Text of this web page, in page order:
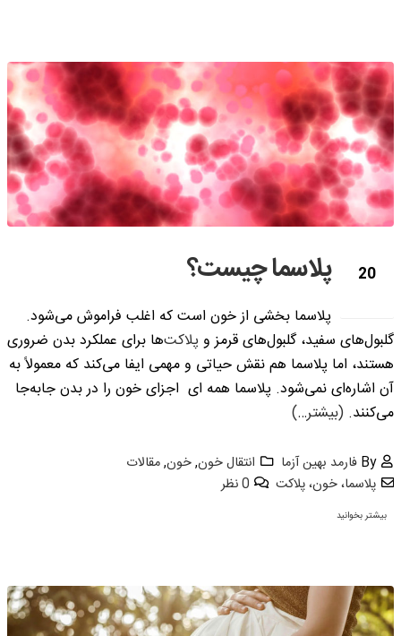
20 پلاسما چیست؟
پلاسما بخشی از خون است که اغلب فراموش می‌شود.
گلبول‌های سفید، گلبول‌های قرمز و پلاکت‌ها برای عملکرد بدن ضروری
هستند، اما پلاسما هم نقش حیاتی و مهمی ایفا می‌کند که معمولاً به
آن اشاره‌ای نمی‌شود. پلاسما همه ای اجزای خون را در بدن جابه‌جا
می‌کنند. (بیشتر…)
By فارمد بهین آزما انتقال خون,خون,مقالات
پلاسما، خون، پلاکت
0 نظر
بیشتر بخوانید